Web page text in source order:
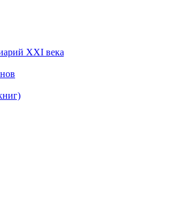
XXI века